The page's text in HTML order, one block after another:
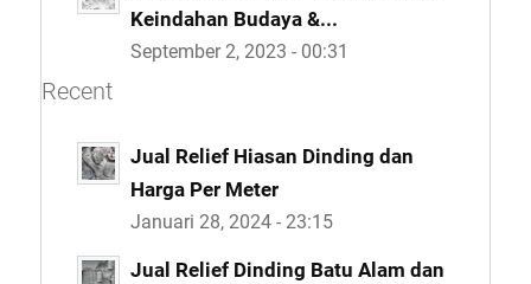
Keindahan Budaya &...
September 2, 2023 - 00:31
Recent
Jual Relief Hiasan Dinding dan
Harga Per Meter
Januari 28, 2024 - 23:15
Jual Relief Dinding Batu Alam dan